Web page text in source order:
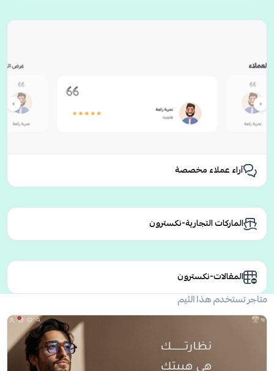
آراء عملاء مخصصة
الماركات التجارية-نكسترون
المقالات-نكسترون
متاجر تستخدم هذا الثيم